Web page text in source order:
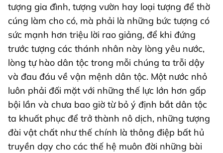
tượng gia đình, tượng vườn hay loại tượng để thờ
cúng làm cho có, mà phải là những bức tượng có
sức mạnh hơn triệu lời rao giảng, để khi đứng
trước tượng các thánh nhân này lòng yêu nước,
lòng tự hào dân tộc trong mỗi chúng ta trỗi dậy
và đau đáu về vận mệnh dân tộc. Một nước nhỏ
luôn phải đối mặt với những thế lực lớn hơn gấp
bội lần và chưa bao giờ từ bỏ ý định bắt dân tộc
ta khuất phục để trở thành nô dịch, những tượng
đài vật chất như thế chính là thông điệp bất hủ
truyền dạy cho các thế hệ muôn đời những bài